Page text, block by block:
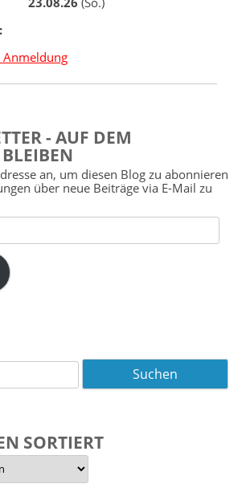
- AUF DEM
an, um diesen Blog zu abonnieren
über neue Beiträge via E-Mail zu
SORTIERT